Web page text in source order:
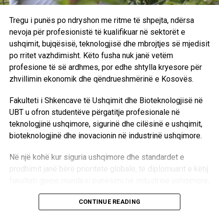
Tregu i punës po ndryshon me ritme të shpejta, ndërsa
nevoja për profesionistë të kualifikuar në sektorët e
ushqimit, bujqësisë, teknologjisë dhe mbrojtjes së mjedisit
po rritet vazhdimisht. Këto fusha nuk janë vetëm
profesione të së ardhmes, por edhe shtylla kryesore për
zhvillimin ekonomik dhe qëndrueshmërinë e Kosovës.
Fakulteti i Shkencave të Ushqimit dhe Bioteknologjisë në
UBT u ofron studentëve përgatitje profesionale në
teknologjinë ushqimore, sigurinë dhe cilësinë e ushqimit,
bioteknologjinë dhe inovacionin në industrinë ushqimore.
Në një kohë kur siguria ushqimore dhe standardet e
prodhimit janë bërë prioritete globale, të diplomuarit e këtij
laboratorë, institucione publike, kompani private,
organizata vendore dhe ndërkombëtare, si dhe në projekte
CONTINUE READING